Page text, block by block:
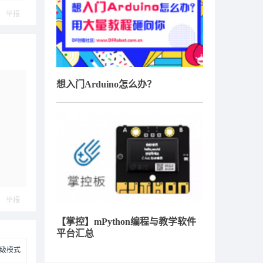
举报
举报
模式
想入门Arduino怎么办？
【掌控】mPython编程与教学软件
平台汇总